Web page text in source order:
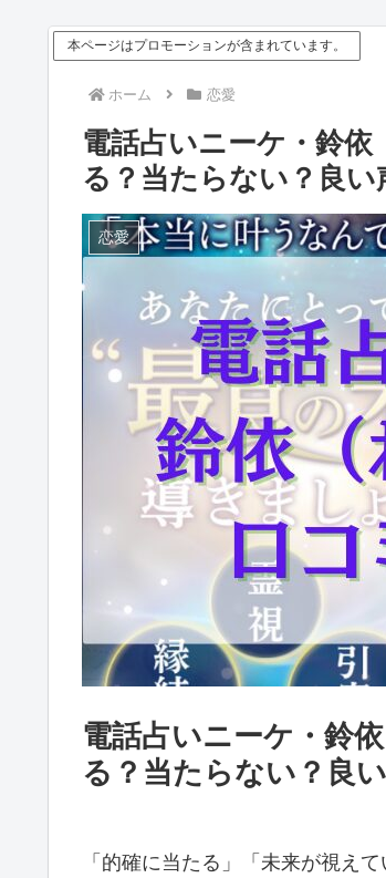
本ページはプロモーションが含まれています。
ホーム 恋愛
電話占いニーケ・鈴
る？当たらない？良
恋愛
電話占いニーケ・鈴
る？当たらない？良
「的確に当たる」「未来が視え